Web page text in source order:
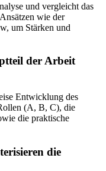
und vergleicht das
wie der
um Stärken und
der Arbeit
Entwicklung des
(A, B, C), die
die praktische
die